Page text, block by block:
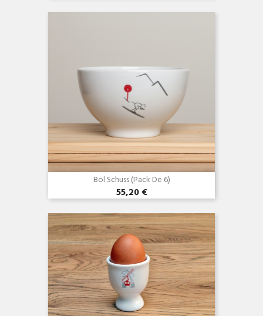
Bol Schuss (Pack De 6)
55,20 €
Aperçu rapide